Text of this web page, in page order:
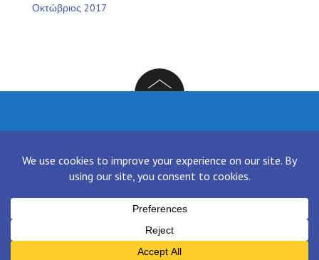
Οκτώβριος 2017
Proudly powered by WordPress |Theme: